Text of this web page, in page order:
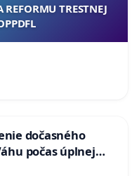
TRESTNEJ
dočasného
počas úplnej